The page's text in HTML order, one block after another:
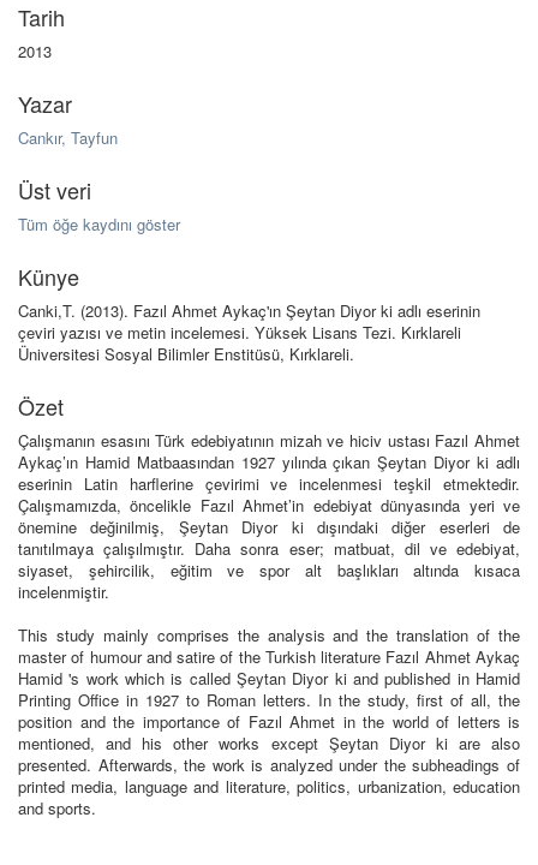
Tarih
2013
Yazar
Cankır, Tayfun
Üst veri
Tüm öğe kaydını göster
Künye
Canki,T. (2013). Fazıl Ahmet Aykaç'ın Şeytan Diyor ki adlı eserinin
çeviri yazısı ve metin incelemesi. Yüksek Lisans Tezi. Kırklareli
Üniversitesi Sosyal Bilimler Enstitüsü, Kırklareli.
Özet
Çalışmanın esasını Türk edebiyatının mizah ve hiciv ustası Fazıl Ahmet
Aykaç’ın Hamid Matbaasından 1927 yılında çıkan Şeytan Diyor ki adlı
eserinin Latin harflerine çevirimi ve incelenmesi teşkil etmektedir.
Çalışmamızda, öncelikle Fazıl Ahmet’in edebiyat dünyasında yeri ve
önemine değinilmiş, Şeytan Diyor ki dışındaki diğer eserleri de
tanıtılmaya çalışılmıştır. Daha sonra eser; matbuat, dil ve edebiyat,
siyaset, şehircilik, eğitim ve spor alt başlıkları altında kısaca
incelenmiştir.
This study mainly comprises the analysis and the translation of the
master of humour and satire of the Turkish literature Fazıl Ahmet Aykaç
Hamid 's work which is called Şeytan Diyor ki and published in Hamid
Printing Office in 1927 to Roman letters. In the study, first of all, the
position and the importance of Fazıl Ahmet in the world of letters is
mentioned, and his other works except Şeytan Diyor ki are also
presented. Afterwards, the work is analyzed under the subheadings of
printed media, language and literature, politics, urbanization, education
and sports.